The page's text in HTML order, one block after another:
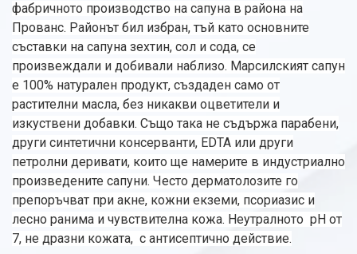
фабричното производство на сапуна в района на
Прованс. Районът бил избран, тъй като основните
съставки на сапуна зехтин, сол и сода, се
произвеждали и добивали наблизо. Марсилският сапун
е 100% натурален продукт, създаден само от
растителни масла, без никакви оцветители и
изкуствени добавки. Също така не съдържа парабени,
други синтетични консерванти, EDTA или други
петролни деривати, които ще намерите в индустриално
произведените сапуни. Често дерматолозите го
препоръчват при акне, кожни екземи, псориазис и
лесно ранима и чувствителна кожа. Неутралното pH от
7, не дразни кожата, с антисептично действие.